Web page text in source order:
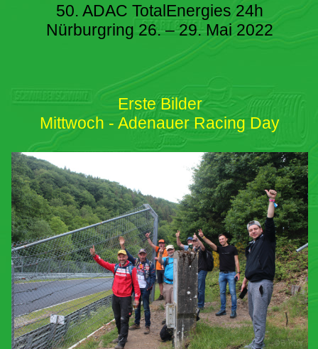
50. ADAC TotalEnergies 24h
Nürburgring 26. – 29. Mai 2022
Erste Bilder
Mittwoch - Adenauer Racing Day